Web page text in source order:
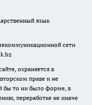
язык
сети
охраняется в
праве и не
бы то ни было форме, в
переработке не иначе